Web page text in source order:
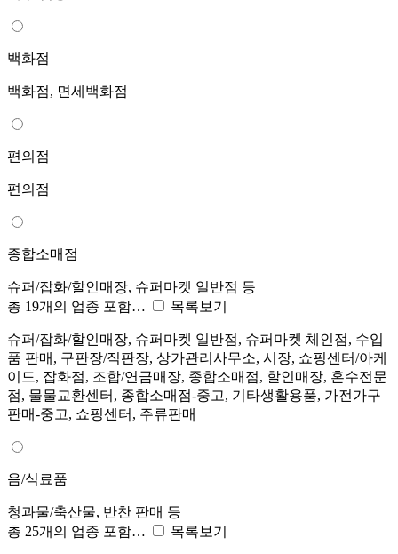
백화점
백화점, 면세백화점
편의점
편의점
종합소매점
슈퍼/잡화/할인매장, 슈퍼마켓 일반점 등
총 19개의 업종 포함…
목록보기
슈퍼/잡화/할인매장, 슈퍼마켓 일반점, 슈퍼마켓 체인점, 수입
품 판매, 구판장/직판장, 상가관리사무소, 시장, 쇼핑센터/아케
이드, 잡화점, 조합/연금매장, 종합소매점, 할인매장, 혼수전문
점, 물물교환센터, 종합소매점-중고, 기타생활용품, 가전가구
판매-중고, 쇼핑센터, 주류판매
음/식료품
청과물/축산물, 반찬 판매 등
총 25개의 업종 포함…
목록보기